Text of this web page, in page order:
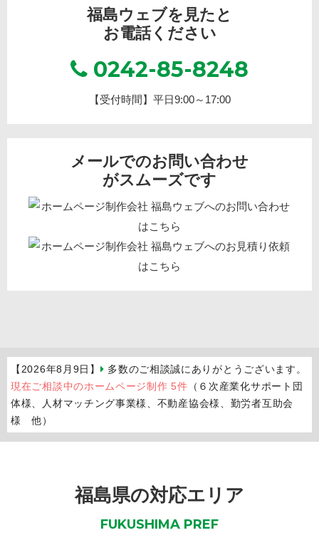
福島ウェブを見たと
お電話ください
0242-85-8248
【受付時間】平日9:00～17:00
メールでのお問い合わせ
がスムーズです
【2026年8月9日】
多数のご相談誠にありがとうございます。
現在ご相談中のホームページ制作 5件 （６次産業化サポート団
体様、人材マッチング事業様、不動産協会様、勤労者互助会
様 他）
福島県の対応エリア
FUKUSHIMA PREF